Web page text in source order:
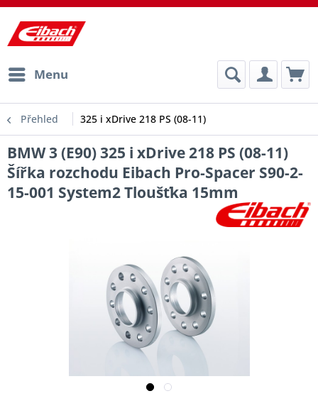
Menu
Přehled 325 i xDrive 218 PS (08-11)
BMW 3 (E90) 325 i xDrive 218 PS (08-11)
Šířka rozchodu Eibach Pro-Spacer S90-2-
15-001 System2 Tloušťka 15mm